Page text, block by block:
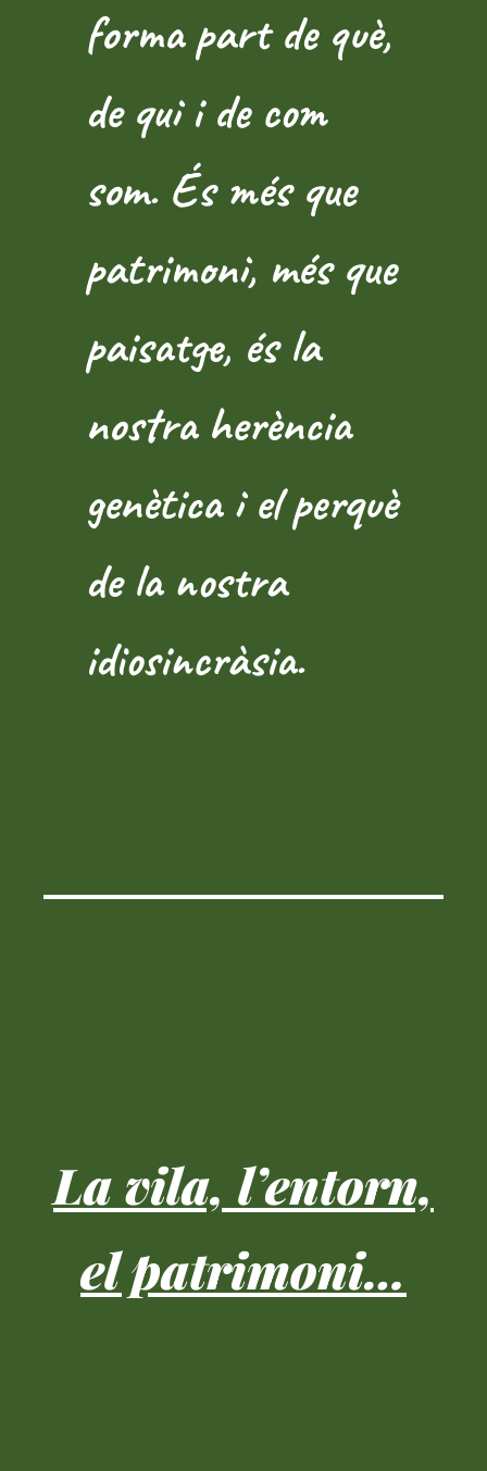
forma part de què,
de qui i de com
som. És més que
patrimoni, més que
paisatge, és la
nostra herència
genètica i el perquè
de la nostra
idiosincràsia.
La vila, l’entorn,
el patrimoni…